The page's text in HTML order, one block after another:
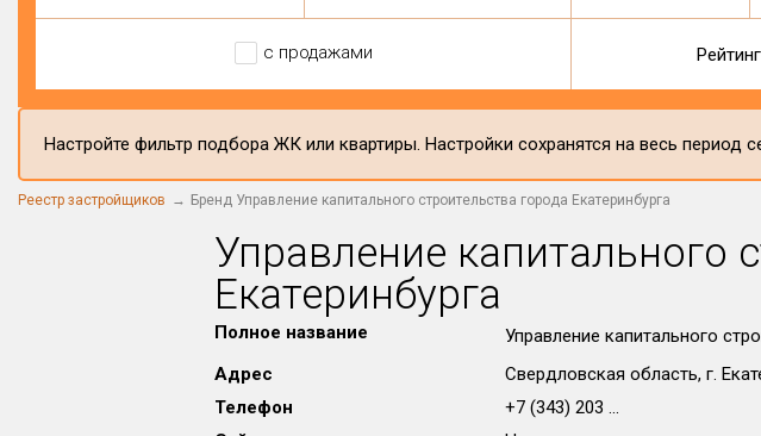
с продажами
Настройте фильтр подбора ЖК или квартиры. Настройки сохранятся на весь
Реестр застройщиков Бренд Управление капитального строительства города Екатеринбурга
Управление капитального
Екатеринбурга
Полное название Управление капитального
Адрес
Свердловская область, г.
Телефон
+7 (343) 203 ...